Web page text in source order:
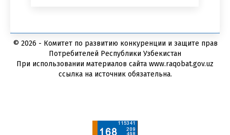
© 2026 - Комитет по развитию конкуренции и защите прав
Потребителей Республики Узбекистан
При использовании материалов сайта www.raqobat.gov.uz
ссылка на источник обязательна.